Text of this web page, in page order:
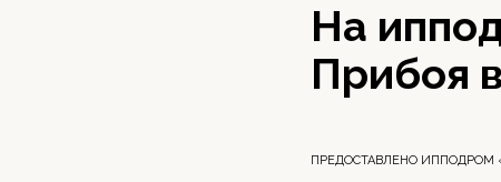
На
Прибоя
ПРЕДОСТАВЛЕНО ИППОДРОМ